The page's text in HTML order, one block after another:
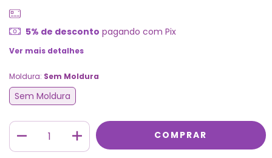
5% de desconto pagando com Pix
Ver mais detalhes
Moldura: Sem Moldura
Sem Moldura